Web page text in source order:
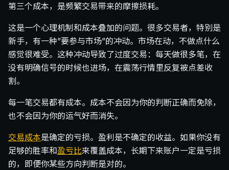
第三个成本，是频繁交易带来的摩擦损耗。
这是一个心理机制和成本叠加的问题。很多交易者，特别是
新手，有一种”要参与市场”的冲动。市场在动，不做点什么
感觉很难受。这种冲动导致了过度交易：每天做很多笔，在
没有明确信号的时候也进场，在震荡行情里反复被点差收
割。
每一笔交易都有成本。成本不会因为你的判断正确而免除，
也不会因为你的运气好而消失。
交易成本是确定的亏损。盈利是不确定的收益。如果你没有
足够的胜率和盈亏比来覆盖成本，长期下来账户一定是亏损
的，即便你某些方向判断是对的。